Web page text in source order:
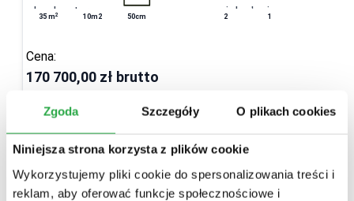
Zgoda Szczegóły O plikach cookies
Niniejsza strona korzysta z plików cookie
Wykorzystujemy pliki cookie do spersonalizowania treści i
reklam, aby oferować funkcje społecznościowe i
35 m2 10m2 50cm 2 1
Cena:
170 700,00 zł brutto
Dostosuj projekt